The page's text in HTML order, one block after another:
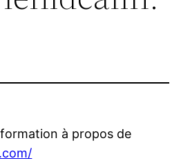
à propos de